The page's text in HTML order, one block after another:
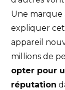
Une marque
expliquer
appareil
millions de
opter pour
réputation